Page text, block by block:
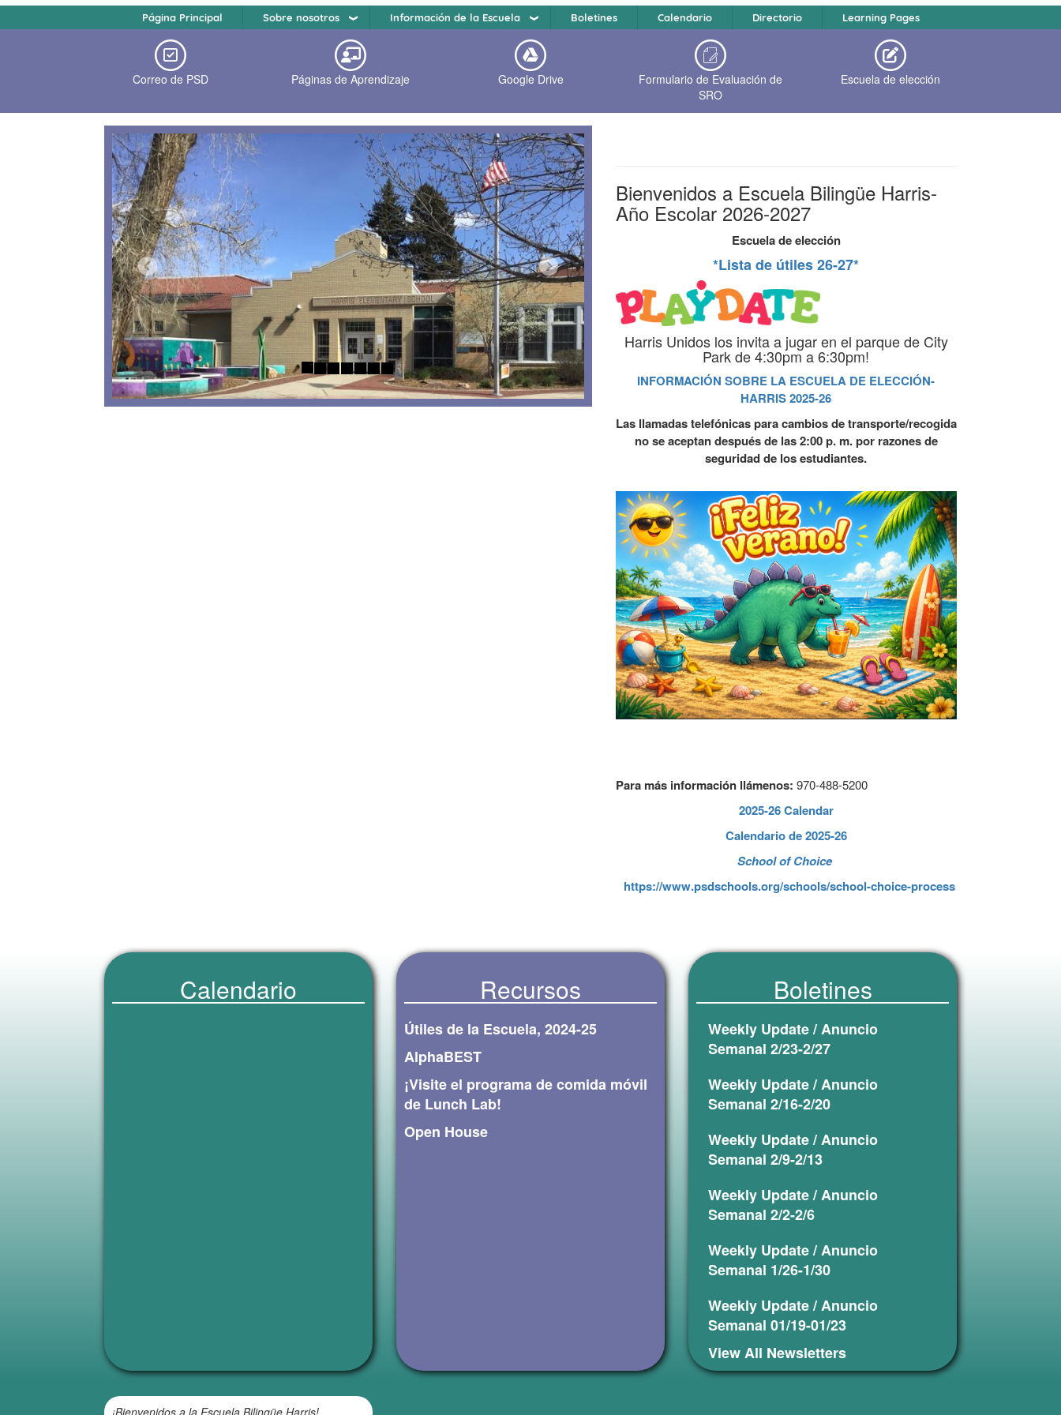
Página Principal Sobre nosotros Información de la Escuela Boletines Calendario Directorio Learning Pages
Correo de PSD Páginas de Aprendizaje Google Drive
Formulario de Evaluación de
SRO
Escuela de elección
Previous Next
Bienvenidos a Escuela Bilingüe Harris-
Año Escolar 2026-2027
Escuela de elección
*Lista de útiles 26-27*
Harris Unidos los invita a jugar en el parque de City
Park de 4:30pm a 6:30pm!
INFORMACIÓN SOBRE LA ESCUELA DE ELECCIÓN-
HARRIS 2025-26
Las llamadas telefónicas para cambios de transporte/recogida
no se aceptan después de las 2:00 p. m. por razones de
seguridad de los estudiantes.
Para más información llámenos: 970-488-5200
2025-26 Calendar
Calendario de 2025-26
School of Choice
https://www.psdschools.org/schools/school-choice-process
Calendario Recursos
Útiles de la Escuela, 2024-25
AlphaBEST
¡Visite el programa de comida móvil
de Lunch Lab!
Open House
Boletines
Weekly Update / Anuncio
Semanal 2/23-2/27
Weekly Update / Anuncio
Semanal 2/16-2/20
Weekly Update / Anuncio
Semanal 2/9-2/13
Weekly Update / Anuncio
Semanal 2/2-2/6
Weekly Update / Anuncio
Semanal 1/26-1/30
Weekly Update / Anuncio
Semanal 01/19-01/23
View All Newsletters